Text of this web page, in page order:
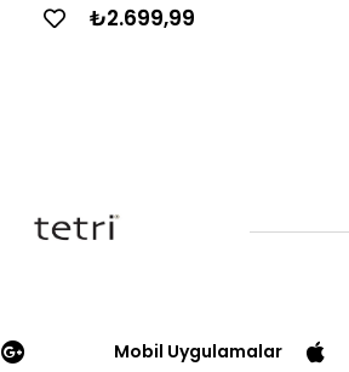
₺2.699,99
Mobil Uygulamalar